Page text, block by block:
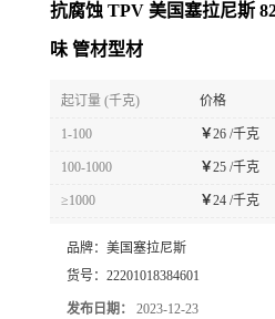
证
抗腐蚀 TPV 美国塞拉尼斯
味 管材型材
起订量 (千克) 价格
1-100 ￥26 /千克
100-1000 ￥25 /千克
≥1000 ￥24 /千克
品牌： 美国塞拉尼斯
货号： 22201018384601
发布日期： 2023-12-23